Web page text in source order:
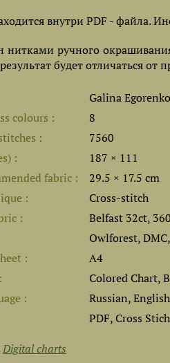
внутри PDF - файла.
ручного
будет отличаться от
Galina
colours
8
7560
187 × 111
fabric
29.5 × 17.5 cm
Cross-stitch
Belfast 32ct,
Owlforest,
A4
Colored Chart,
Russian, English
PDF, Cross
Digital charts